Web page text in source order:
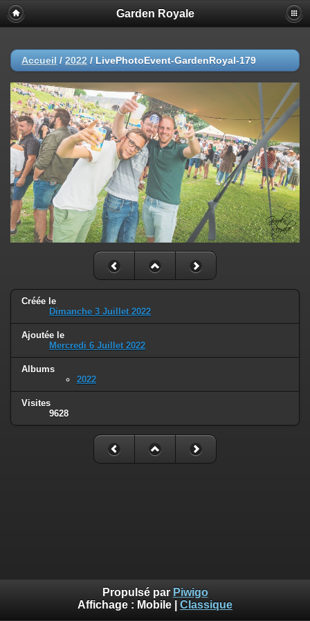
Garden Royale
Accueil / 2022 / LivePhotoEvent-GardenRoyal-179
Créée le
Dimanche 3 Juillet 2022
Ajoutée le
Mercredi 6 Juillet 2022
Albums
2022
Visites
9628
Propulsé par Piwigo
Affichage : Mobile Classique